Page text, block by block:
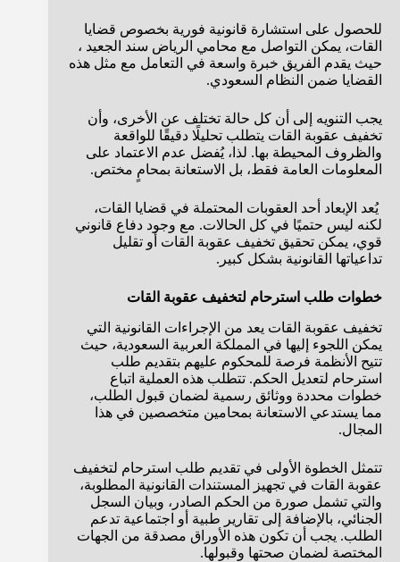
للحصول على استشارة قانونية فورية بخصوص قضايا
القات، يمكن التواصل مع محامي الرياض سند الجعيد ،
حيث يقدم الفريق خبرة واسعة في التعامل مع مثل هذه
القضايا ضمن النظام السعودي.
يجب التنويه إلى أن كل حالة تختلف عن الأخرى، وأن
تخفيف عقوبة القات يتطلب تحليلًا دقيقًا للواقعة
والظروف المحيطة بها. لذا، يُفضل عدم الاعتماد على
المعلومات العامة فقط، بل الاستعانة بمحامٍ مختص.
يُعد الإبعاد أحد العقوبات المحتملة في قضايا القات،
لكنه ليس حتميًا في كل الحالات. مع وجود دفاع قانوني
قوي، يمكن تحقيق تخفيف عقوبة القات أو تقليل
تداعياتها القانونية بشكل كبير.
خطوات طلب استرحام لتخفيف عقوبة القات
تخفيف عقوبة القات يعد من الإجراءات القانونية التي
يمكن اللجوء إليها في المملكة العربية السعودية، حيث
تتيح الأنظمة فرصة للمحكوم عليهم بتقديم طلب
استرحام لتعديل الحكم. تتطلب هذه العملية اتباع
خطوات محددة ووثائق رسمية لضمان قبول الطلب،
مما يستدعي الاستعانة بمحامين متخصصين في هذا
المجال.
تتمثل الخطوة الأولى في تقديم طلب استرحام لتخفيف
عقوبة القات في تجهيز المستندات القانونية المطلوبة،
والتي تشمل صورة من الحكم الصادر، وبيان السجل
الجنائي، بالإضافة إلى تقارير طبية أو اجتماعية تدعم
الطلب. يجب أن تكون هذه الأوراق مصدقة من الجهات
المختصة لضمان صحتها وقبولها.